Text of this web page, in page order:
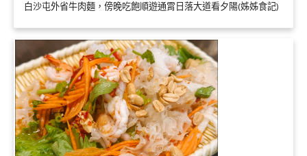
白沙屯外省牛肉麵，傍晚吃飽順遊通霄日落大道看夕陽(姊姊食記)